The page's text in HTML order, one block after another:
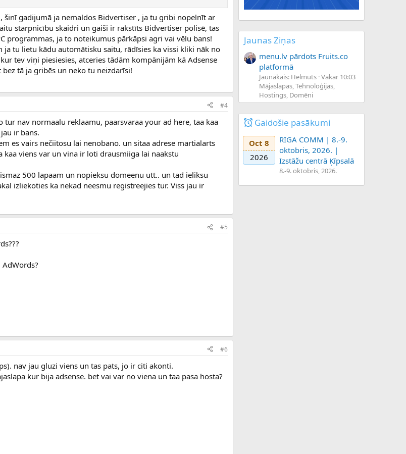
gadijumā ja nemaldos Bidvertiser , ja tu gribi nopelnīt ar
starpnicību skaidri un gaiši ir rakstīts Bidvertiser polisē, tas
programmas, ja to noteikumus pārkāpsi agri vai vēlu bans!
tu lietu kādu automātisku saitu, rādīsies ka vissi kliki nāk no
tev viņi piesiesies, atceries tādām kompānijām kā Adsense
tā ja gribēs un neko tu neizdarīsi!
#4
nav normaalu reklaamu, paarsvaraa your ad here, taa kaa
ir bans.
es vairs nečiitosu lai nenobano. un sitaa adrese martialarts
kaa viens var un vina ir loti drausmiiga lai naakstu
500 lapaam un nopieksu domeenu utt.. un tad ieliksu
izliekoties ka nekad neesmu registreejies tur. Viss jau ir
#5
#6
nav jau gluzi viens un tas pats, jo ir citi akonti.
kur bija adsense. bet vai var no viena un taa pasa hosta?
Jaunas Ziņas
menu.lv pārdots Fruits.co
platformā
Jaunākais: Helmuts Vakar 10:03
Mājaslapas, Tehnoloģijas,
Hostings, Domēni
Gaidošie pasākumi
Oct 8
2026
RIGA COMM | 8.-9.
oktobris, 2026. |
Izstāžu centrā Ķīpsalā
8.-9. oktobris, 2026.